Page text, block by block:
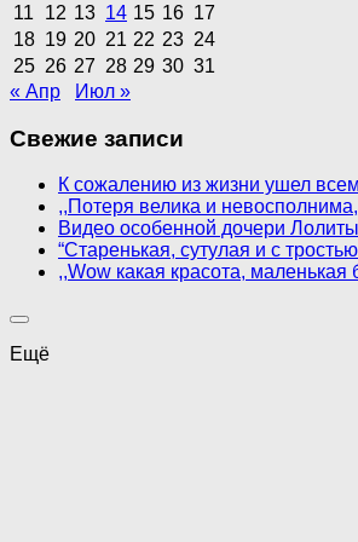
11 12 13 14 15 16 17
18 19 20 21 22 23 24
25 26 27 28 29 30 31
« Апр
Июл »
Свежие записи
К сожалению из жизни ушел
,,Потеря велика и
Видео особенной дочери
“Старенькая, сутулая и с
,,Wow какая красота,
Ещё